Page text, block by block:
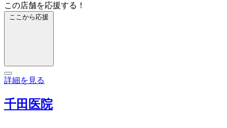
この店舗を応援する！
ここから応援
詳細を見る
千田医院